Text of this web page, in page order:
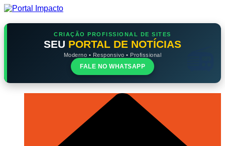
Ir
o
CRIAÇÃO PROFISSIONAL DE SITES
SEU PORTAL DE NOTÍCIAS
Moderno • Responsivo • Profissional
FALE NO WHATSAPP